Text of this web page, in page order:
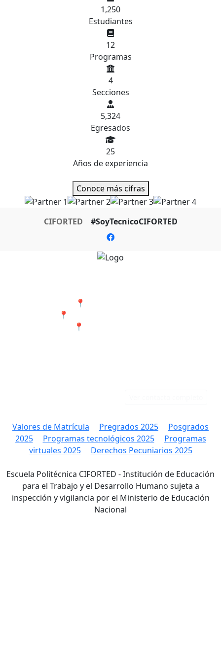
1,250
Estudiantes
12
Programas
4
Secciones
5,324
Egresados
25
Años de experiencia
Conoce más cifras
CIFORTED #SoyTecnicoCIFORTED
📍 Cali - San Bosco
📍 Jamundí - Barrio Popular
📍 Tumaco - Nariño
Valores de Matrícula Pregrados 2025
Posgrados
2025
Programas tecnológicos 2025
Programas
virtuales 2025
Derechos Pecuniarios 2025
Escuela Politécnica CIFORTED - Institución de Educación
para el Trabajo y el Desarrollo Humano sujeta a
inspección y vigilancia por el Ministerio de Educación
Nacional